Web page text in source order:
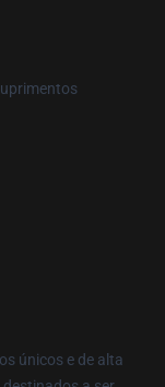
únicos e de alta